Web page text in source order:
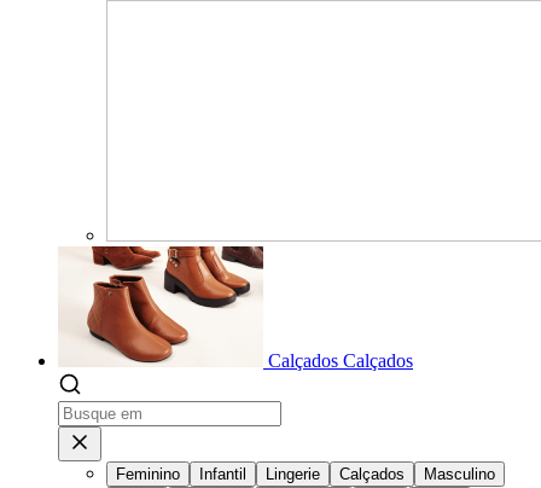
Calçados Calçados
Feminino Infantil Lingerie Calçados
Masculino